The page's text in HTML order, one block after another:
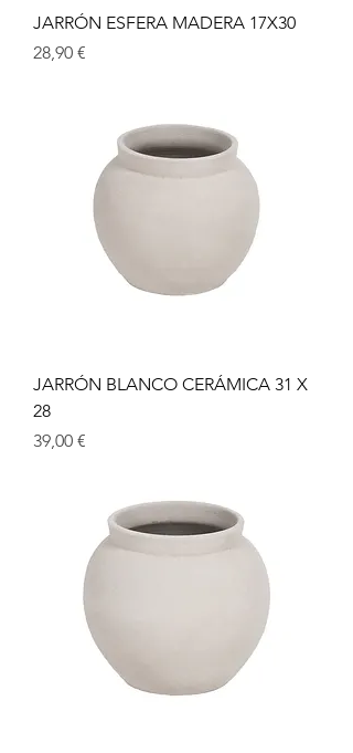
JARRÓN ESFERA MADERA 17X30
Precio
28,90 €
JARRÓN BLANCO CERÁMICA 31 X
28
Precio
39,00 €